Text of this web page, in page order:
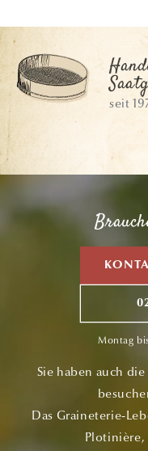
seit
Montag
Sie haben auch
Das Graineterie-